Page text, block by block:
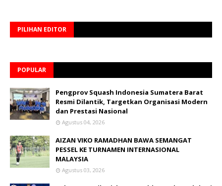
PILIHAN EDITOR
POPULAR
Pengprov Squash Indonesia Sumatera Barat
Resmi Dilantik, Targetkan Organisasi Modern
dan Prestasi Nasional
Agustus 04, 2026
AIZAN VIKO RAMADHAN BAWA SEMANGAT
PESSEL KE TURNAMEN INTERNASIONAL
MALAYSIA
Agustus 03, 2026